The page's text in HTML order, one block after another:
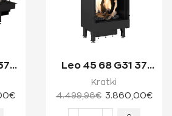
€
Leo 45 68 G31 37
MBAR 3.8kW
Ενεργειακό Τζάκι
Αερίο...
Kratki
4.499,96€ 3.860,00€